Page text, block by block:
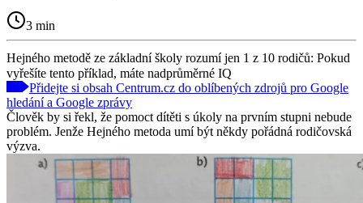
3 min
Hejného metodě ze základní školy rozumí jen 1 z 10 rodičů: Pokud
vyřešíte tento příklad, máte nadprůměrné IQ
Přidejte si obsah Centrum.cz do oblíbených zdrojů pro Google
hledání a Google zprávy
Člověk by si řekl, že pomoct dítěti s úkoly na prvním stupni nebude
problém. Jenže Hejného metoda umí být někdy pořádná rodičovská
výzva.